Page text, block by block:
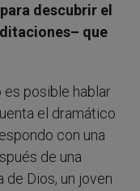
descubrir el
que
es posible hablar
el dramático
con una
de una
Dios, un joven